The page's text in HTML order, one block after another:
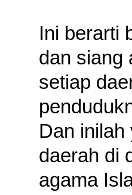
Ini berarti
dan siang
setiap
Dan inilah
daerah di
agama